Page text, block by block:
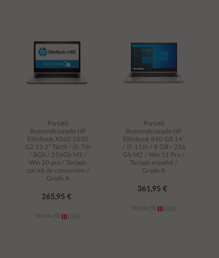
Portátil
Reacondicionado HP
Elitebook X360 1030
G2 13.3" Táctil / i5-7th
/ 8Gb / 256Gb M2 /
Win 10 pro / Teclado
con kit de conversion /
Grado A
265,95 €
Stocks (3)
Portatil
Reacondicionado HP
Elitebook 840 G8 14"
/ i5-11th / 8 GB / 256
Gb M2 / Win 11 Pro /
Teclado español /
Grado A
361,95 €
Stocks (3)